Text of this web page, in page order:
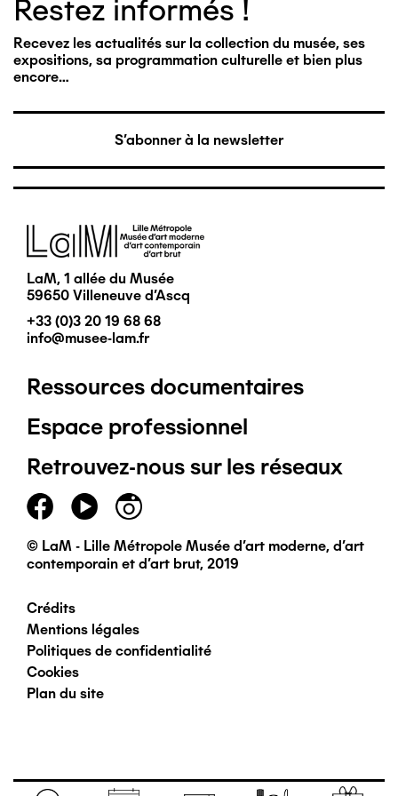
Restez informés !
Recevez les actualités sur la collection du musée, ses
expositions, sa programmation culturelle et bien plus
encore…
S'abonner à la newsletter
Image
LaM, 1 allée du Musée
59650 Villeneuve d'Ascq
+33 (0)3 20 19 68 68
info@musee-lam.fr
Pied
de
page
principal
Ressources documentaires
Espace professionnel
Retrouvez-nous sur les réseaux
© LaM - Lille Métropole Musée d'art moderne, d'art
contemporain et d'art brut, 2019
Pied
de
page
Crédits
Mentions légales
Politiques de confidentialité
Cookies
Plan du site